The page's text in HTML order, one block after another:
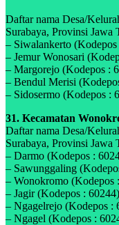
Daftar nama Desa/
Surabaya, Provinsi Jawa
– Siwalankerto
– Jemur Wonosari
– Margorejo (Kodepos :
– Bendul Merisi
– Sidosermo (Kodepos :
31. Kecamatan
Daftar nama Desa/
Surabaya, Provinsi Jawa
– Darmo (Kodepos :
– Sawunggaling
– Wonokromo (Kodepos
– Jagir (Kodepos : 60244)
– Ngagelrejo (Kodepos :
– Ngagel (Kodepos :